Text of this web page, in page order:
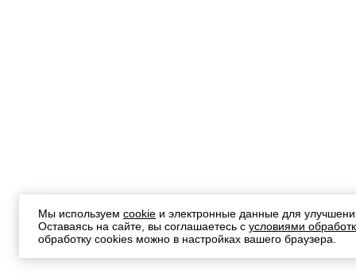
Мы используем cookie и электронные данные для
Оставаясь на сайте, вы соглашаетесь с условиями
обработку cookies можно в настройках вашего браузера.